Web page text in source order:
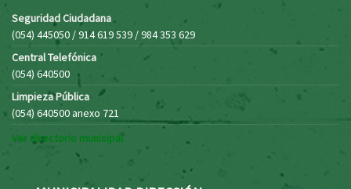
Seguridad Ciudadana
(054) 445050 / 914 619 539 / 984 353 629
Central Telefónica
(054) 640500
Limpieza Pública
(054) 640500 anexo 721
Ver directorio municipal